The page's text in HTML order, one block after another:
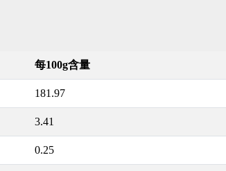
每100g含量
181.97
3.41
0.25